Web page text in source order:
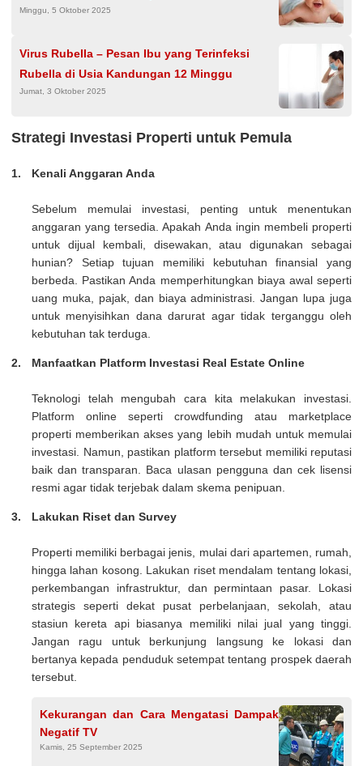
Minggu, 5 Oktober 2025
Virus Rubella – Pesan Ibu yang Terinfeksi
Rubella di Usia Kandungan 12 Minggu
Jumat, 3 Oktober 2025
Strategi Investasi Properti untuk Pemula
Kenali Anggaran Anda
Sebelum memulai investasi, penting untuk menentukan
anggaran yang tersedia. Apakah Anda ingin membeli properti
untuk dijual kembali, disewakan, atau digunakan sebagai
hunian? Setiap tujuan memiliki kebutuhan finansial yang
berbeda. Pastikan Anda memperhitungkan biaya awal seperti
uang muka, pajak, dan biaya administrasi. Jangan lupa juga
untuk menyisihkan dana darurat agar tidak terganggu oleh
kebutuhan tak terduga.
Manfaatkan Platform Investasi Real Estate Online
Teknologi telah mengubah cara kita melakukan investasi.
Platform online seperti crowdfunding atau marketplace
properti memberikan akses yang lebih mudah untuk memulai
investasi. Namun, pastikan platform tersebut memiliki reputasi
baik dan transparan. Baca ulasan pengguna dan cek lisensi
resmi agar tidak terjebak dalam skema penipuan.
Lakukan Riset dan Survey
Properti memiliki berbagai jenis, mulai dari apartemen, rumah,
hingga lahan kosong. Lakukan riset mendalam tentang lokasi,
perkembangan infrastruktur, dan permintaan pasar. Lokasi
strategis seperti dekat pusat perbelanjaan, sekolah, atau
stasiun kereta api biasanya memiliki nilai jual yang tinggi.
Jangan ragu untuk berkunjung langsung ke lokasi dan
bertanya kepada penduduk setempat tentang prospek daerah
tersebut.
Kekurangan dan Cara Mengatasi Dampak
Negatif TV
Kamis, 25 September 2025